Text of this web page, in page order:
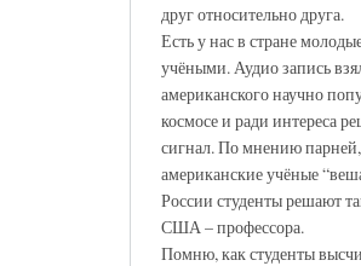
друг относительно друга.
Есть у нас в стране
учёными. Аудио запись
американского научно
космосе и ради интереса
сигнал. По мнению
американские учёные
России студенты решают
США – профессора.
Помню, как студенты